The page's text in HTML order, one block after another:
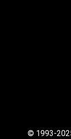
© 1993-